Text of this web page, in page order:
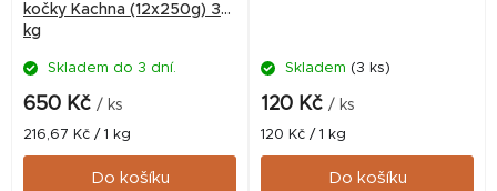
kočky Kachna (12x250g) 3
kg
Skladem do 3 dní.
650 Kč / ks
Měrná
cena:
216,67 Kč / 1 kg
Do košíku
Skladem (3 ks)
120 Kč / ks
Měrná
cena:
120 Kč / 1 kg
Do košíku